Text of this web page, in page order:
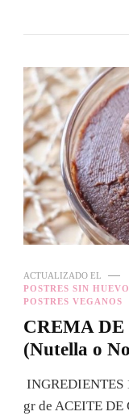
ACTUALIZADO EL
POSTRES SIN HUEVO
POSTRES VEGANOS
CREMA
(Nutella o
INGREDIENTES
gr de ACEITE DE